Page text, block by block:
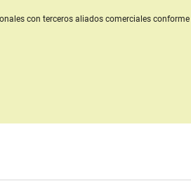
con terceros aliados comercialesconforme